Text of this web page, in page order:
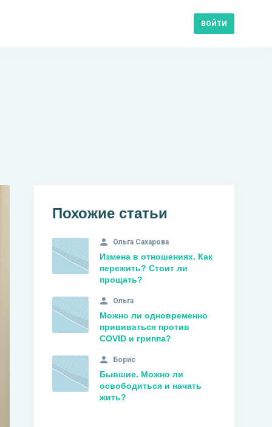
ВОЙТИ
Похожие статьи
Ольга Сахарова
Измена в отношениях. Как
пережить? Стоит ли
прощать?
Ольга
Можно ли одновременно
прививаться против
COVID и гриппа?
Борис
Бывшие. Можно ли
освободиться и начать
жить?